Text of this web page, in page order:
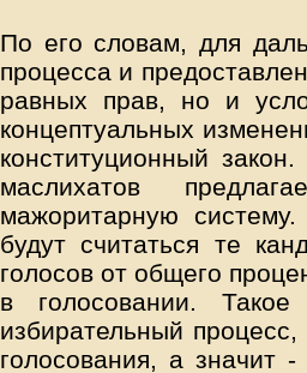
По его словам, для
процесса и
равных прав, но и
концептуальных
конституционный
маслихатов
мажоритарную
будут считаться те
голосов от общего
в голосовании. Такое
избирательный
голосования, а значит